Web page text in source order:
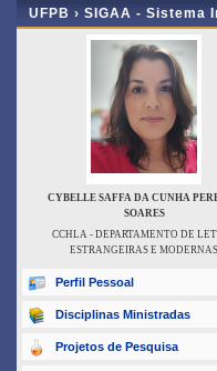
UFPB › SIGAA - Sistema
CYBELLE SAFFA DA CUNHA
SOARES
CCHLA - DEPARTAMENTO DE
ESTRANGEIRAS E MODERNAS
Perfil Pessoal
Disciplinas Ministradas
Projetos de Pesquisa